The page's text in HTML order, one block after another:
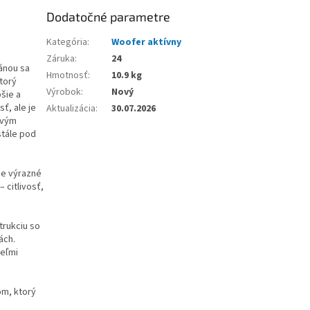
sa
a
ale je
pod
výrazné
citlivosť,
so
ktorý
Dodatočné parametre
Kategória:
Woofer aktívny
Záruka:
24
Hmotnosť:
10.9 kg
Výrobok:
Nový
Aktualizácia: 30.07.2026